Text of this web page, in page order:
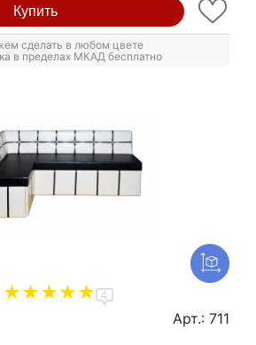
Купить
сделать в любом цвете
в пределах МКАД бесплатно
4
Арт.: 711